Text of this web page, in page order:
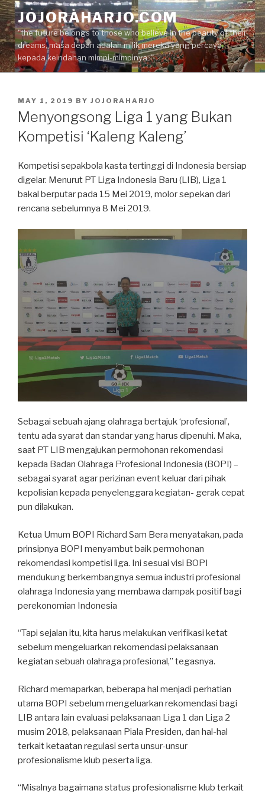
Skip
to
content
JOJORAHARJO.COM
"the future belongs to those who believe in the beauty of their
dreams, masa depan adalah milik mereka yang percaya
kepada keindahan mimpi-mimpinya.."
POSTED
ON
MAY 1, 2019 BY JOJORAHARJO
Menyongsong Liga 1 yang Bukan
Kompetisi ‘Kaleng Kaleng’
Kompetisi sepakbola kasta tertinggi di Indonesia bersiap
digelar. Menurut PT Liga Indonesia Baru (LIB), Liga 1
bakal berputar pada 15 Mei 2019, molor sepekan dari
rencana sebelumnya 8 Mei 2019.
Sebagai sebuah ajang olahraga bertajuk ‘profesional’,
tentu ada syarat dan standar yang harus dipenuhi. Maka,
saat PT LIB mengajukan permohonan rekomendasi
kepada Badan Olahraga Profesional Indonesia (BOPI) –
sebagai syarat agar perizinan event keluar dari pihak
kepolisian kepada penyelenggara kegiatan- gerak cepat
pun dilakukan.
Ketua Umum BOPI Richard Sam Bera menyatakan, pada
prinsipnya BOPI menyambut baik permohonan
rekomendasi kompetisi liga. Ini sesuai visi BOPI
mendukung berkembangnya semua industri profesional
olahraga Indonesia yang membawa dampak positif bagi
perekonomian Indonesia
“Tapi sejalan itu, kita harus melakukan verifikasi ketat
sebelum mengeluarkan rekomendasi pelaksanaan
kegiatan sebuah olahraga profesional,” tegasnya.
Richard memaparkan, beberapa hal menjadi perhatian
utama BOPI sebelum mengeluarkan rekomendasi bagi
LIB antara lain evaluasi pelaksanaan Liga 1 dan Liga 2
musim 2018, pelaksanaan Piala Presiden, dan hal-hal
terkait ketaatan regulasi serta unsur-unsur
profesionalisme klub peserta liga.
“Misalnya bagaimana status profesionalisme klub terkait